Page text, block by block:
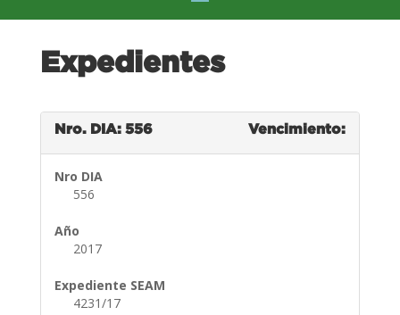
Expedientes
Nro. DIA: 556 Vencimiento:
Nro DIA
556
Año
2017
Expediente SEAM
4231/17